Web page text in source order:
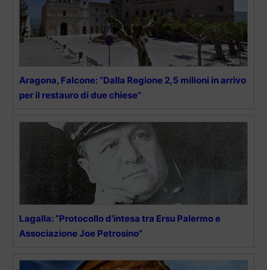
Aragona, Falcone: “Dalla Regione 2,5 milioni in arrivo
per il restauro di due chiese”
Lagalla: “Protocollo d’intesa tra Ersu Palermo e
Associazione Joe Petrosino”